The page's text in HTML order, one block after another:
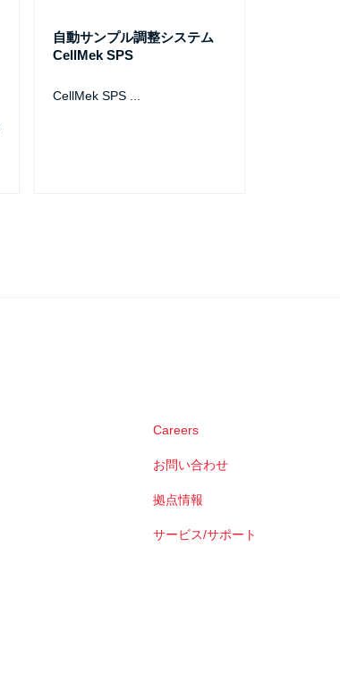
自動サンプル調整システム
CellMek SPS
CellMek SPS ...
Careers
お問い合わせ
拠点情報
サービス/サポート